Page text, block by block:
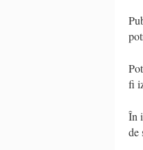
fi
În
de